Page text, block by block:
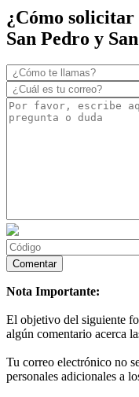
¿Cómo solicitar
San Pedro y
Nota Importante:
El objetivo del siguiente
algún comentario acerca
Tu correo electrónico no
personales adicionales a